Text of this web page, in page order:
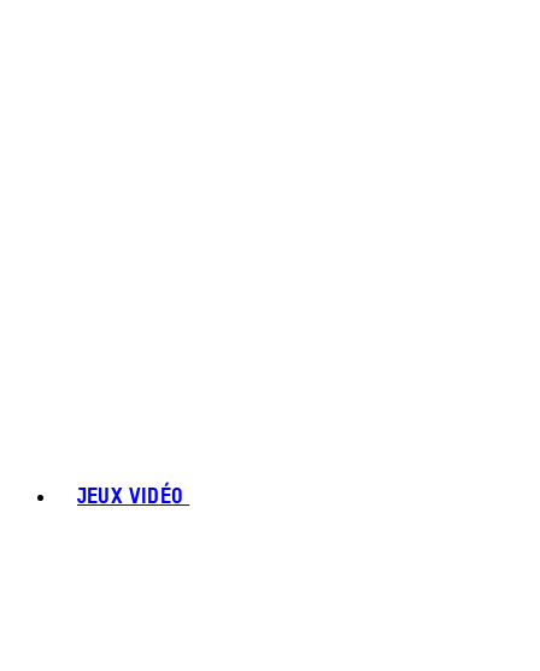
JEUX VIDÉO